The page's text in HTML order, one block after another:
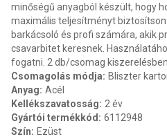
minőségű anyagból készült, hogy
maximális teljesítményt
barkácsoló és profi számára, akik
csavarbitet keresnek.
fogatni. 2 db/csomag
Csomagolás módja: Bliszter
Anyag: Acél
Kellékszavatosság: 2 év
Gyártói termékkód : 6112948
Szín: Ezüst